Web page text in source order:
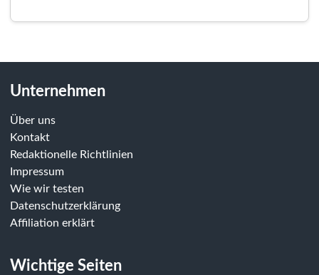
Unternehmen
Über uns
Kontakt
Redaktionelle Richtlinien
Impressum
Wie wir testen
Datenschutzerklärung
Affiliation erklärt
Wichtige Seiten